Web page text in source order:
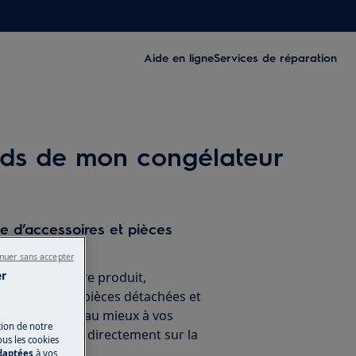
Aide en ligneServices de réparation
de mon congélateur
d’accessoires et pièces
de votre produit,
accessoires, pièces détachées et
répondant au mieux à vos
A acheter directement sur la
de notre
les cookies
à vos
sans accepter